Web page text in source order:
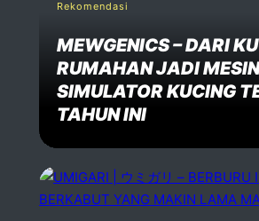
Rekomendasi
MEWGENICS – DARI
RUMAHAN JADI
SIMULATOR KUCING
TAHUN INI